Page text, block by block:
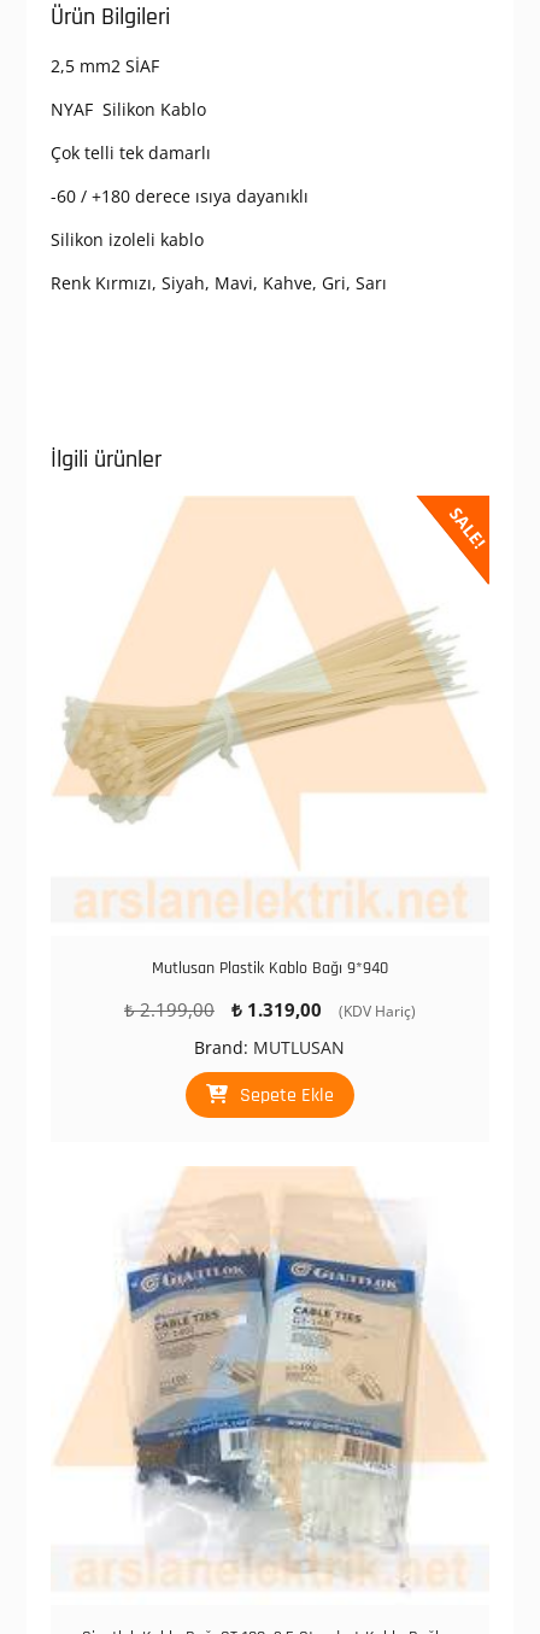
Ürün Bilgileri
2,5 mm2 SİAF
NYAF Silikon Kablo
Çok telli tek damarlı
-60 / +180 derece ısıya dayanıklı
Silikon izoleli kablo
Renk Kırmızı, Siyah, Mavi, Kahve, Gri, Sarı
İlgili ürünler
SALE!
Mutlusan Plastik Kablo Bağı 9*940
₺2.199,00
Orijinal
₺ 2.199,00.
₺1.319,00
Şu
fiyat:
₺ 1.319,00.
(KDV Hariç)
Brand: MUTLUSAN
Sepete Ekle